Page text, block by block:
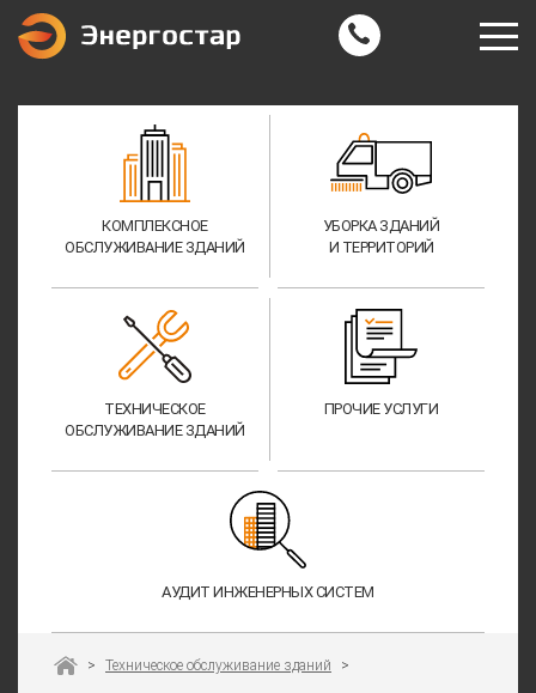
КОМПЛЕКСНОЕ
ОБСЛУЖИВАНИЕ ЗДАНИЙ
УБОРКА ЗДАНИЙ
И ТЕРРИТОРИЙ
ТЕХНИЧЕСКОЕ
ОБСЛУЖИВАНИЕ ЗДАНИЙ
ПРОЧИЕ УСЛУГИ
АУДИТ ИНЖЕНЕРНЫХ СИСТЕМ
> Техническое обслуживание зданий >